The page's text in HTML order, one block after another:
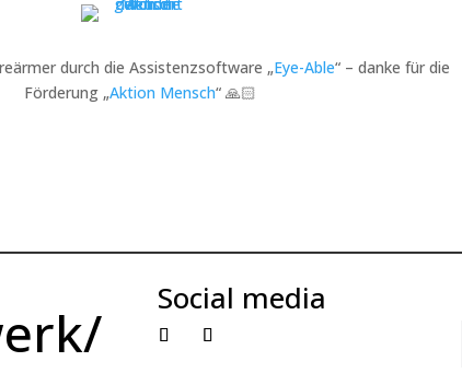
durch die Assistenzsoftware „Eye-Able“ – danke für die
Förderung „Aktion Mensch“ 🙏🏻
Social media